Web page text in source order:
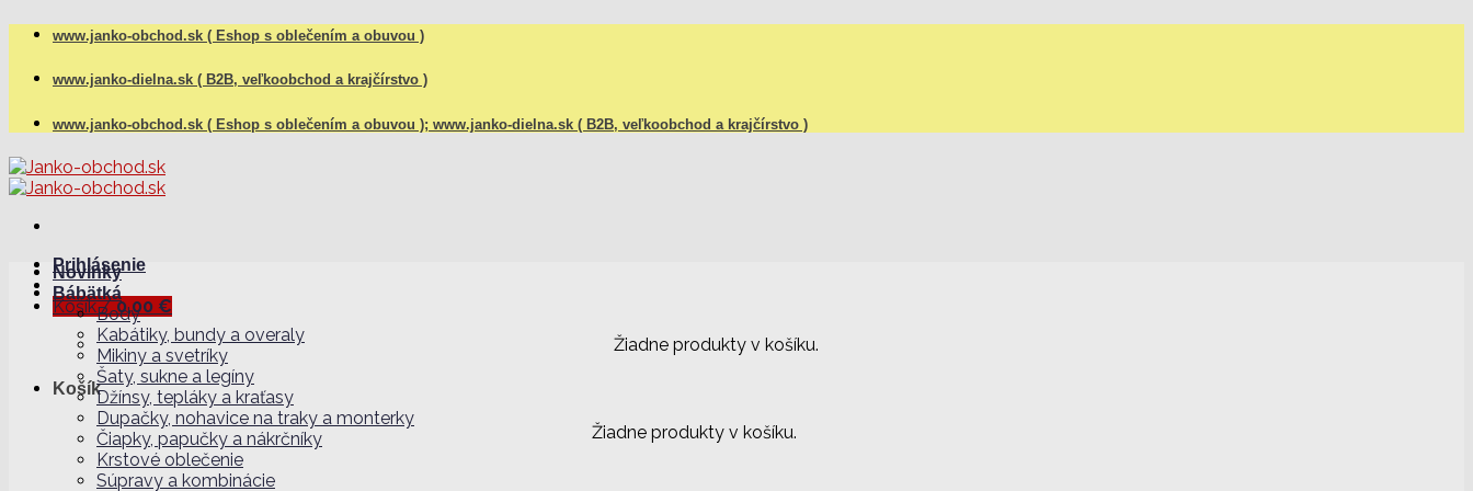
Skip
content
www.janko-obchod.sk ( Eshop s oblečením a obuvou )
www.janko-dielna.sk ( B2B, veľkoobchod a krajčírstvo )
www.janko-obchod.sk ( Eshop s oblečením a obuvou ); www.janko-dielna.sk ( B2B, veľkoobchod a krajčírstvo )
Prihlásenie
Košík /0,00 €
Žiadne produkty v košíku.
Košík
Žiadne produkty v košíku.
Novinky
Bábätká
Body
Kabátiky, bundy a overaly
Mikiny a svetríky
Šaty, sukne a legíny
Džínsy, tepláky a kraťasy
Dupačky, nohavice na traky a monterky
Čiapky, papučky a nákrčníky
Krstové oblečenie
Súpravy a kombinácie